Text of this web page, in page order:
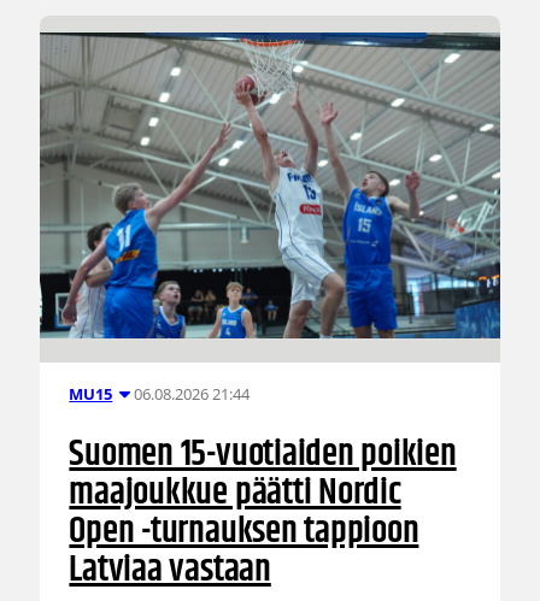
MU15 06.08.2026 21:44
Suomen 15-vuotiaiden poikien
maajoukkue päätti Nordic
Open -turnauksen tappioon
Latviaa vastaan